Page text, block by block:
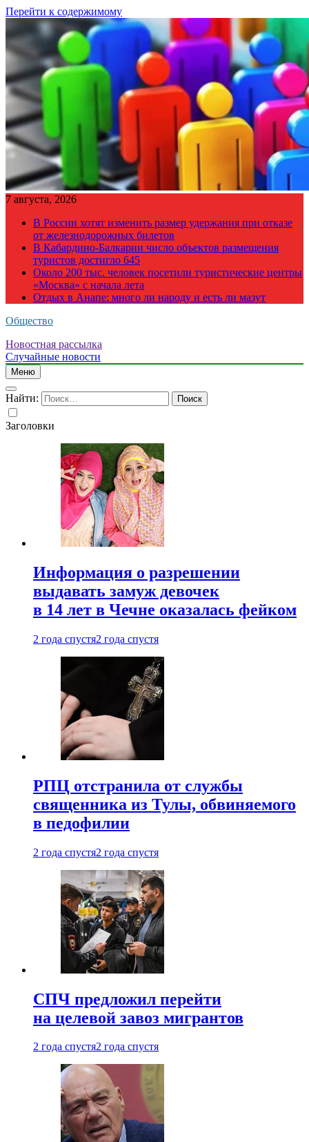
Перейти к содержимому
7 августа, 2026
В России хотят изменить размер удержания при отказе
от железнодорожных билетов
В Кабардино-Балкарии число объектов размещения
туристов достигло 645
Около 200 тыс. человек посетили туристические центры
«Москва» с начала лета
Отдых в Анапе: много ли народу и есть ли мазут
Общество
Новостная рассылка
Случайные новости
Меню
Найти:
Заголовки
Информация о разрешении
выдавать замуж девочек
в 14 лет в Чечне оказалась фейком
2 года спустя2 года спустя
РПЦ отстранила от службы
священника из Тулы, обвиняемого
в педофилии
2 года спустя2 года спустя
СПЧ предложил перейти
на целевой завоз мигрантов
2 года спустя2 года спустя